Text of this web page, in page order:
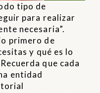
tipo de
para realizar
necesaria”.
primero de
y qué es lo
que cada
entidad